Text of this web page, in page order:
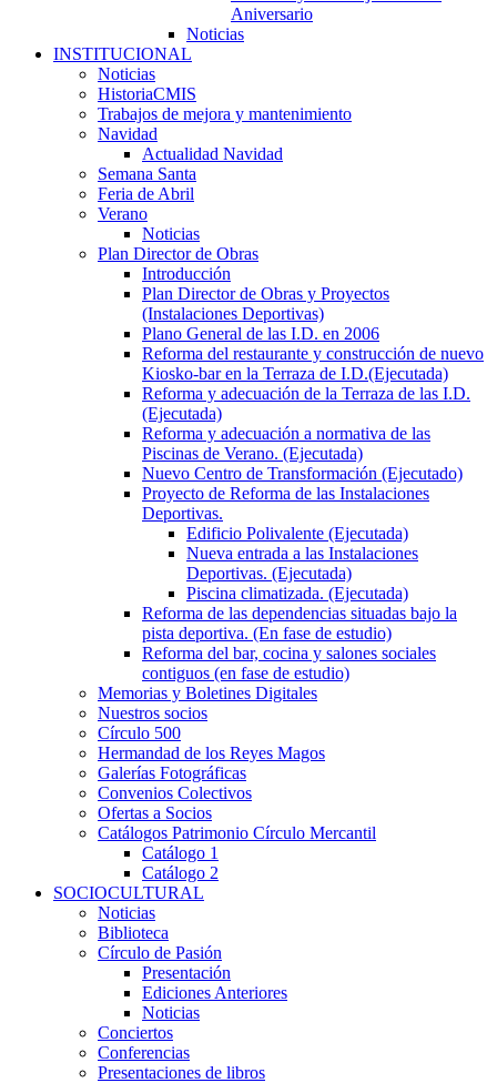
Aniversario
Noticias
INSTITUCIONAL
Noticias
HistoriaCMIS
Trabajos de mejora y mantenimiento
Navidad
Actualidad Navidad
Semana Santa
Feria de Abril
Verano
Noticias
Plan Director de Obras
Introducción
Plan Director de Obras y Proyectos
(Instalaciones Deportivas)
Plano General de las I.D. en 2006
Reforma del restaurante y construcción de nuevo
Kiosko-bar en la Terraza de I.D.(Ejecutada)
Reforma y adecuación de la Terraza de las I.D.
(Ejecutada)
Reforma y adecuación a normativa de las
Piscinas de Verano. (Ejecutada)
Nuevo Centro de Transformación (Ejecutado)
Proyecto de Reforma de las Instalaciones
Deportivas.
Edificio Polivalente (Ejecutada)
Nueva entrada a las Instalaciones
Deportivas. (Ejecutada)
Piscina climatizada. (Ejecutada)
Reforma de las dependencias situadas bajo la
pista deportiva. (En fase de estudio)
Reforma del bar, cocina y salones sociales
contiguos (en fase de estudio)
Memorias y Boletines Digitales
Nuestros socios
Círculo 500
Hermandad de los Reyes Magos
Galerías Fotográficas
Convenios Colectivos
Ofertas a Socios
Catálogos Patrimonio Círculo Mercantil
Catálogo 1
Catálogo 2
SOCIOCULTURAL
Noticias
Biblioteca
Círculo de Pasión
Presentación
Ediciones Anteriores
Noticias
Conciertos
Conferencias
Presentaciones de libros